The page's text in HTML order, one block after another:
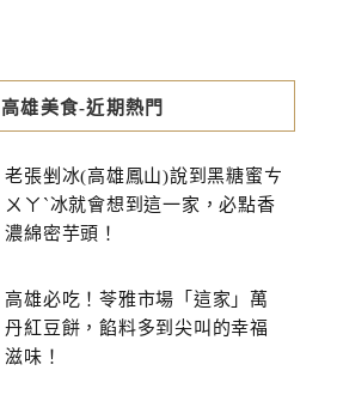
高雄美食-近期熱門
老張剉冰(高雄鳳山)說到黑糖蜜ㄘ
ㄨㄚˋ冰就會想到這一家，必點香
濃綿密芋頭！
高雄必吃！苓雅市場「這家」萬
丹紅豆餅，餡料多到尖叫的幸福
滋味！